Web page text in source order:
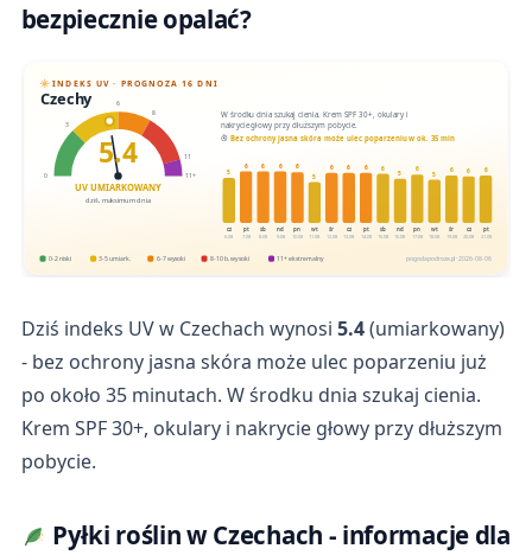
bezpiecznie opalać?
INDEKS UV · PROGNOZA 16 DNI
Czechy
0
3
6
8
11
11+
5.4
UV UMIARKOWANY
dziś, maksimum dnia
W środku dnia szukaj cienia. Krem SPF 30+, okulary i
nakrycie głowy przy dłuższym pobycie.
Bez ochrony jasna skóra może ulec poparzeniu w ok. 35 min
5
cz
6.08
6
pt
7.08
6
sb
8.08
6
nd
9.08
6
pn
10.08
5
wt
11.08
6
śr
12.08
6
cz
13.08
6
pt
14.08
6
sb
15.08
5
nd
16.08
6
pn
17.08
5
wt
18.08
6
śr
19.08
6
cz
20.08
6
pt
21.08
0-2 niski 3-5 umiark. 6-7 wysoki 8-10 b. wysoki 11+ ekstremalny pogodapodroze.pl · 2026-08-06
Dziś indeks UV w Czechach wynosi 5.4(umiarkowany)
- bez ochrony jasna skóra może ulec poparzeniu już
po około 35 minutach. W środku dnia szukaj cienia.
Krem SPF 30+, okulary i nakrycie głowy przy dłuższym
pobycie.
Pyłki roślin w Czechach - informacje dla